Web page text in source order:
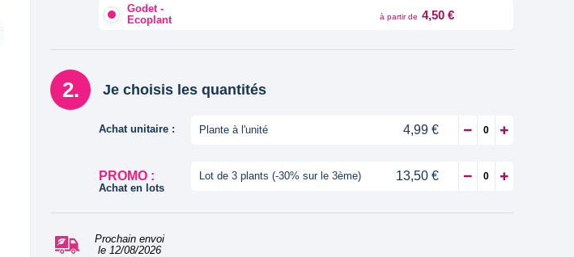
Godet -
Ecoplant
à partir de 4,50 €
Je choisis les quantités
Achat unitaire : Plante à l'unité 4,99 €
PROMO :
Achat en lots
Lot de 3 plants (-30% sur le 3ème) 13,50 €
Prochain envoi
le 12/08/2026